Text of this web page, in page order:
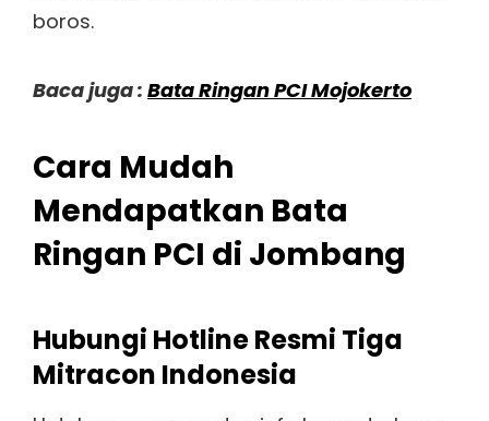
boros.
Baca juga : Bata Ringan PCI Mojokerto
Cara Mudah
Mendapatkan Bata
Ringan PCI di Jombang
Hubungi Hotline Resmi Tiga
Mitracon Indonesia